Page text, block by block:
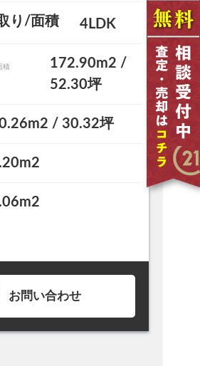
り/面積 4LDK
積 172.90m2 /
52.30坪
2 / 30.32坪
お問い合わせ